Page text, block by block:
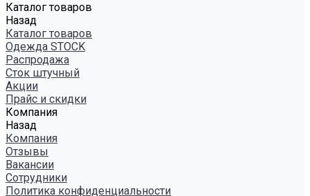
Каталог товаров
Назад
Каталог товаров
Одежда STOCK
Распродажа
Сток штучный
Акции
Прайс и скидки
Компания
Назад
Компания
Отзывы
Вакансии
Сотрудники
Политика конфиденциальности